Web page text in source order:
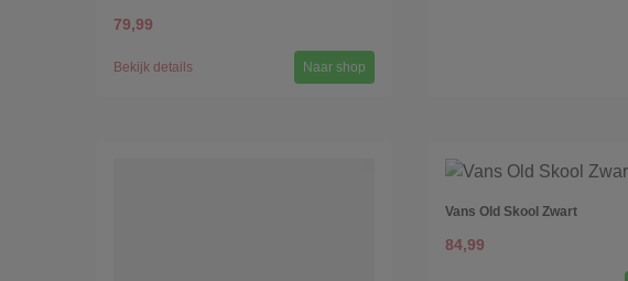
79,99
Bekijk details Naar shop
Vans Old Skool Zwart
84,99